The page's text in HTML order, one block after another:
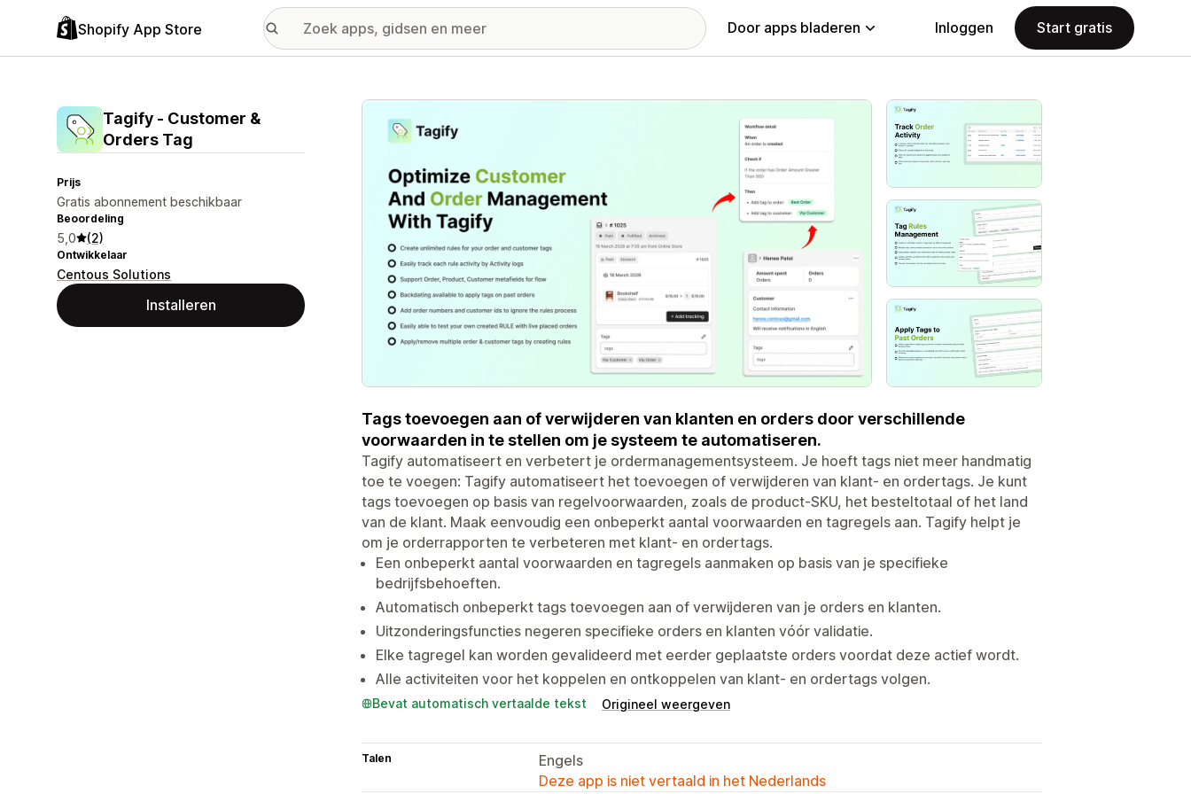
Shopify App Store Door apps bladeren Inloggen Start gratis
Tagify ‑ Customer &
Orders Tag
Prijs
Gratis abonnement beschikbaar
Beoordeling
5,0 (2)
Ontwikkelaar
Centous Solutions
Installeren
Galerij met uitgelichte afbeeldingen
Tags toevoegen aan of verwijderen van klanten en orders door verschillende
voorwaarden in te stellen om je systeem te automatiseren.
Tagify automatiseert en verbetert je ordermanagementsysteem. Je hoeft tags niet meer handmatig
toe te voegen: Tagify automatiseert het toevoegen of verwijderen van klant- en ordertags. Je kunt
tags toevoegen op basis van regelvoorwaarden, zoals de product-SKU, het besteltotaal of het land
van de klant. Maak eenvoudig een onbeperkt aantal voorwaarden en tagregels aan. Tagify helpt je
om je orderrapporten te verbeteren met klant- en ordertags.
Een onbeperkt aantal voorwaarden en tagregels aanmaken op basis van je specifieke
bedrijfsbehoeften.
Automatisch onbeperkt tags toevoegen aan of verwijderen van je orders en klanten.
Uitzonderingsfuncties negeren specifieke orders en klanten vóór validatie.
Elke tagregel kan worden gevalideerd met eerder geplaatste orders voordat deze actief wordt.
Alle activiteiten voor het koppelen en ontkoppelen van klant- en ordertags volgen.
Bevat automatisch vertaalde tekst Origineel weergeven
Talen
Engels
Deze app is niet vertaald in het Nederlands